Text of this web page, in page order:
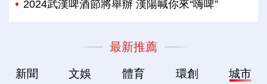
2024武漢啤酒節將舉辦 漢陽喊你來“嗨啤”
最新推薦
新聞 文娛 體育 環創 城市